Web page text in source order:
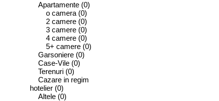
Apartamente (0)
o camera (0)
2 camere (0)
3 camere (0)
4 camere (0)
5+ camere (0)
Garsoniere (0)
Case-Vile (0)
Terenuri (0)
Cazare in regim
hotelier (0)
Altele (0)